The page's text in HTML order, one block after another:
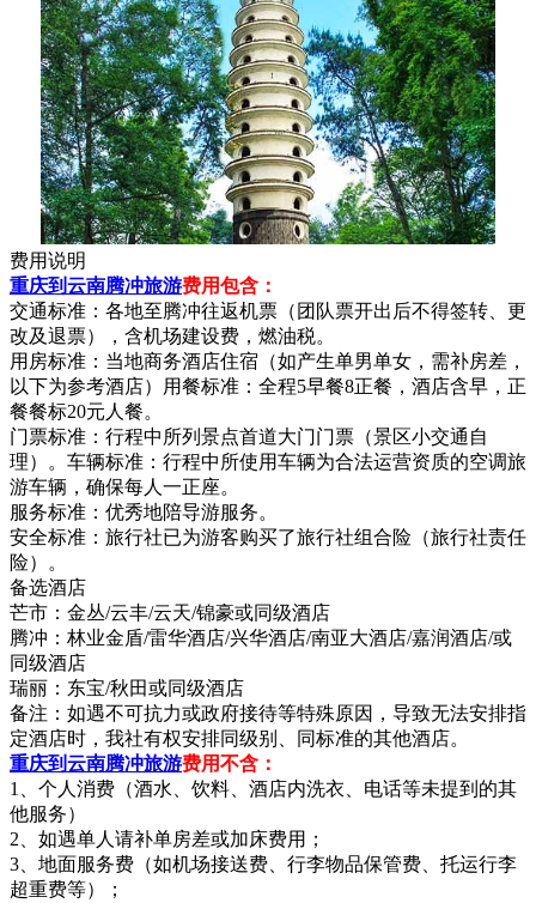
费用说明
重庆到云南腾冲旅游费用包含：
交通标准：各地至腾冲往返机票（团队票开出后不得签转、更
改及退票），含机场建设费，燃油税。
用房标准：当地商务酒店住宿（如产生单男单女，需补房差，
以下为参考酒店）用餐标准：全程5早餐8正餐，酒店含早，正
餐餐标20元人餐。
门票标准：行程中所列景点首道大门门票（景区小交通自
理）。车辆标准：行程中所使用车辆为合法运营资质的空调旅
游车辆，确保每人一正座。
服务标准：优秀地陪导游服务。
安全标准：旅行社已为游客购买了旅行社组合险（旅行社责任
险）。
备选酒店
芒市：金丛/云丰/云天/锦豪或同级酒店
腾冲：林业金盾/雷华酒店/兴华酒店/南亚大酒店/嘉润酒店/或
同级酒店
瑞丽：东宝/秋田或同级酒店
备注：如遇不可抗力或政府接待等特殊原因，导致无法安排指
定酒店时，我社有权安排同级别、同标准的其他酒店。
重庆到云南腾冲旅游费用不含：
1、个人消费（酒水、饮料、酒店内洗衣、电话等未提到的其
他服务）
2、如遇单人请补单房差或加床费用；
3、地面服务费（如机场接送费、行李物品保管费、托运行李
超重费等）；